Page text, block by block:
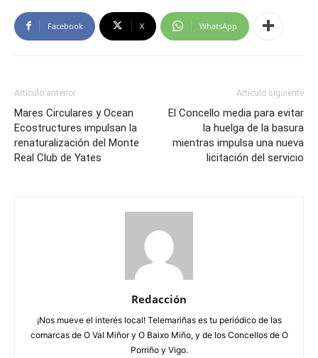
Facebook X WhatsApp
Artículo anterior
Mares Circulares y Ocean
Ecostructures impulsan la
renaturalización del Monte
Real Club de Yates
Artículo siguiente
El Concello media para evitar
la huelga de la basura
mientras impulsa una nueva
licitación del servicio
Redacción
¡Nos mueve el interés local! Telemariñas es tu periódico de las
comarcas de O Val Miñor y O Baixo Miño, y de los Concellos de O
Porriño y Vigo.